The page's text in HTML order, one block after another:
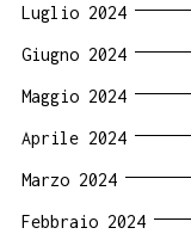
Luglio 2024
Giugno 2024
Maggio 2024
Aprile 2024
Marzo 2024
Febbraio 2024